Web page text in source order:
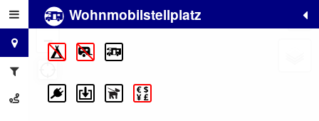
Wohnmobilstellplatz
+
−